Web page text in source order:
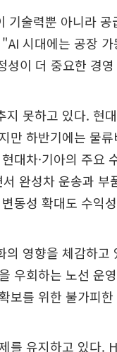
기술력뿐 아니라
시대에는 공장
이 더 중요한 경
못하고 있다. 현
만 하반기에는 물
대차·기아의 주요
완성차 운송과
동성 확대도 수익
의 영향을 체감하
우회하는 노선 운
보를 위한 불가피
를 유지하고 있다.